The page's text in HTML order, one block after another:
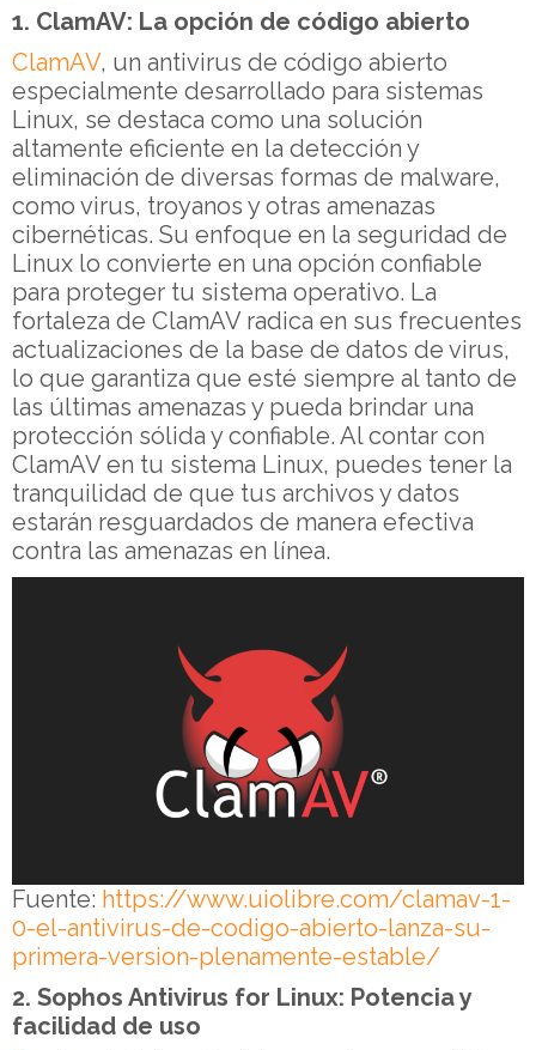
1. ClamAV: La opción de código abierto
ClamAV, un antivirus de código abierto
especialmente desarrollado para sistemas
Linux, se destaca como una solución
altamente eficiente en la detección y
eliminación de diversas formas de malware,
como virus, troyanos y otras amenazas
cibernéticas. Su enfoque en la seguridad de
Linux lo convierte en una opción confiable
para proteger tu sistema operativo. La
fortaleza de ClamAV radica en sus frecuentes
actualizaciones de la base de datos de virus,
lo que garantiza que esté siempre al tanto de
las últimas amenazas y pueda brindar una
protección sólida y confiable. Al contar con
ClamAV en tu sistema Linux, puedes tener la
tranquilidad de que tus archivos y datos
estarán resguardados de manera efectiva
contra las amenazas en línea.
Fuente: https://www.uiolibre.com/clamav-1-
0-el-antivirus-de-codigo-abierto-lanza-su-
primera-version-plenamente-estable/
2. Sophos Antivirus for Linux: Potencia y
facilidad de uso